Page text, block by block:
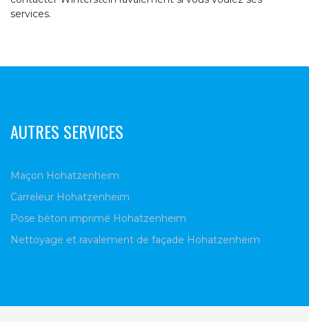
services.
AUTRES SERVICES
Maçon Hohatzenheim
Carreleur Hohatzenheim
Pose béton imprimé Hohatzenheim
Nettoyage et ravalement de façade Hohatzenheim